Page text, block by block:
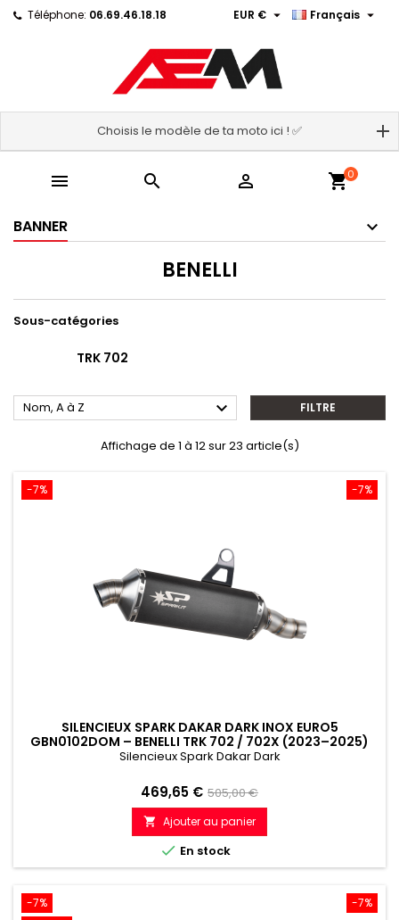
Téléphone: 06.69.46.18.18 Français 
EUR € 
Choisis le modèle de ta moto ici ! ✅
   shopping_cart0
BANNER
BENELLI
Sous-catégories
TRK 702
Nom, A à Z  FILTRE
Affichage de 1 à 12 sur 23 article(s)
-7%
-7%
SILENCIEUX SPARK DAKAR DARK INOX EURO5
GBN0102DOM – BENELLI TRK 702 / 702X (2023–2025)
Silencieux Spark Dakar Dark
Prix
469,65 € Prix
de
référence
505,00 €
 Ajouter au panier
 En stock
-7%
-7%